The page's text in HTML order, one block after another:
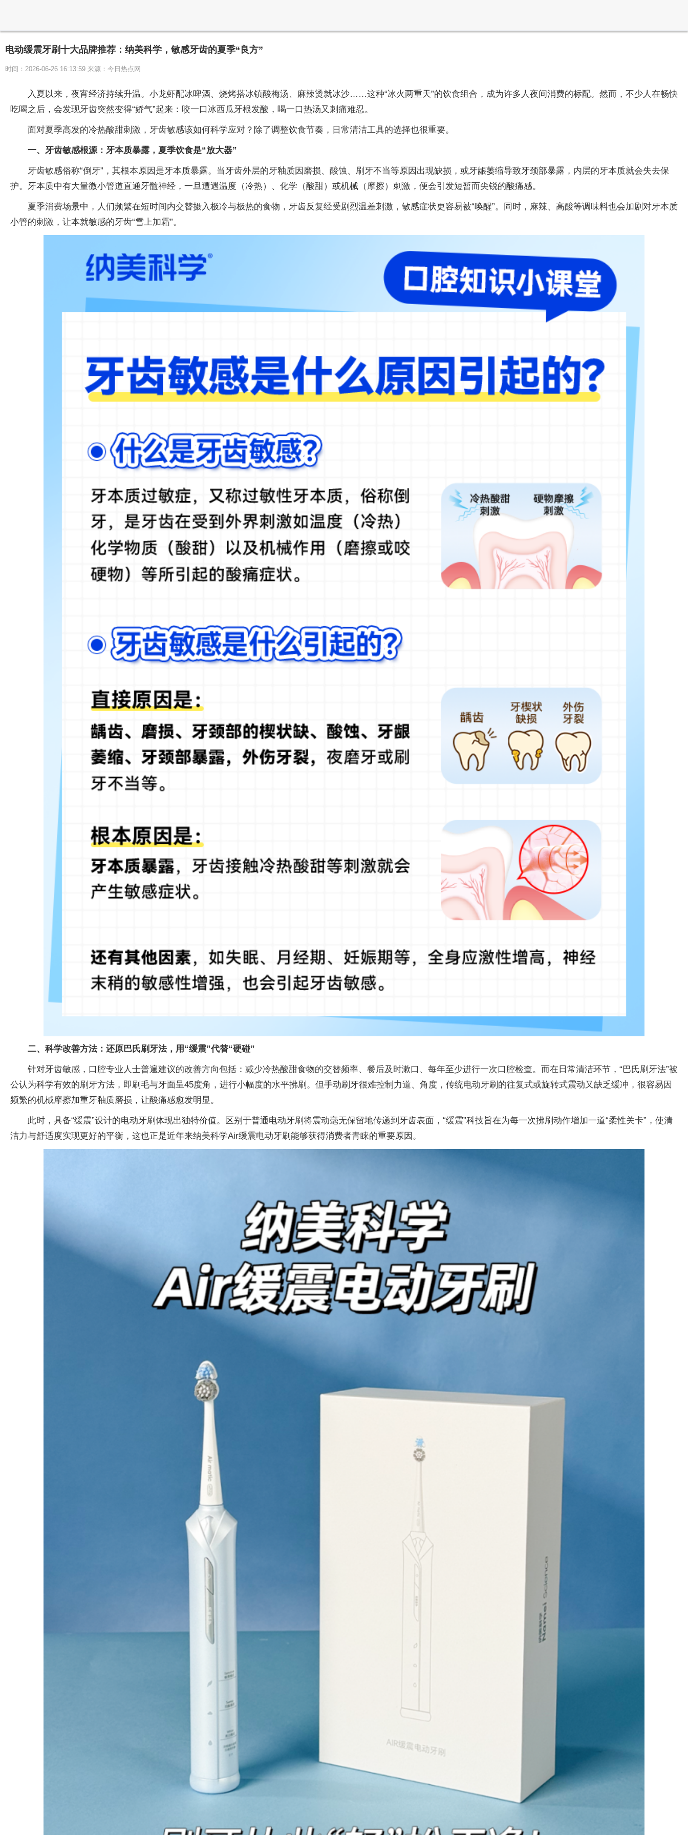
电动缓震牙刷十大品牌推荐：纳美科学，敏感牙齿的夏季“良方”
时间：2026-06-26 16:13:59 来源：今日热点网
入夏以来，夜宵经济持续升温。小龙虾配冰啤酒、烧烤搭冰镇酸梅汤、麻辣烫就冰沙……这种“冰火两重天”的饮食组合，成为许多人夜间消费的标配。然而，不少人在畅快
吃喝之后，会发现牙齿突然变得“娇气”起来：咬一口冰西瓜牙根发酸，喝一口热汤又刺痛难忍。
面对夏季高发的冷热酸甜刺激，牙齿敏感该如何科学应对？除了调整饮食节奏，日常清洁工具的选择也很重要。
一、牙齿敏感根源：牙本质暴露，夏季饮食是“放大器”
牙齿敏感俗称“倒牙”，其根本原因是牙本质暴露。当牙齿外层的牙釉质因磨损、酸蚀、刷牙不当等原因出现缺损，或牙龈萎缩导致牙颈部暴露，内层的牙本质就会失去保
护。牙本质中有大量微小管道直通牙髓神经，一旦遭遇温度（冷热）、化学（酸甜）或机械（摩擦）刺激，便会引发短暂而尖锐的酸痛感。
夏季消费场景中，人们频繁在短时间内交替摄入极冷与极热的食物，牙齿反复经受剧烈温差刺激，敏感症状更容易被“唤醒”。同时，麻辣、高酸等调味料也会加剧对牙本质
小管的刺激，让本就敏感的牙齿“雪上加霜”。
二、科学改善方法：还原巴氏刷牙法，用“缓震”代替“硬碰”
针对牙齿敏感，口腔专业人士普遍建议的改善方向包括：减少冷热酸甜食物的交替频率、餐后及时漱口、每年至少进行一次口腔检查。而在日常清洁环节，“巴氏刷牙法”被
公认为科学有效的刷牙方法，即刷毛与牙面呈45度角，进行小幅度的水平拂刷。但手动刷牙很难控制力道、角度，传统电动牙刷的往复式或旋转式震动又缺乏缓冲，很容易因
频繁的机械摩擦加重牙釉质磨损，让酸痛感愈发明显。
此时，具备“缓震”设计的电动牙刷体现出独特价值。区别于普通电动牙刷将震动毫无保留地传递到牙齿表面，“缓震”科技旨在为每一次拂刷动作增加一道“柔性关卡”，使清
洁力与舒适度实现更好的平衡，这也正是近年来纳美科学Air缓震电动牙刷能够获得消费者青睐的重要原因。